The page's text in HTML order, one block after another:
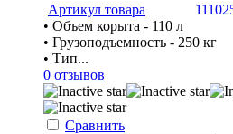
Артикул товара
• Объем корыта - 110 л
• Грузоподъемность - 250 кг
• Тип...
0 отзывов
Сравнить